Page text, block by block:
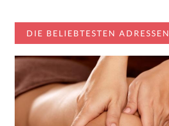
DIE BELIEBTESTEN ADRESSEN